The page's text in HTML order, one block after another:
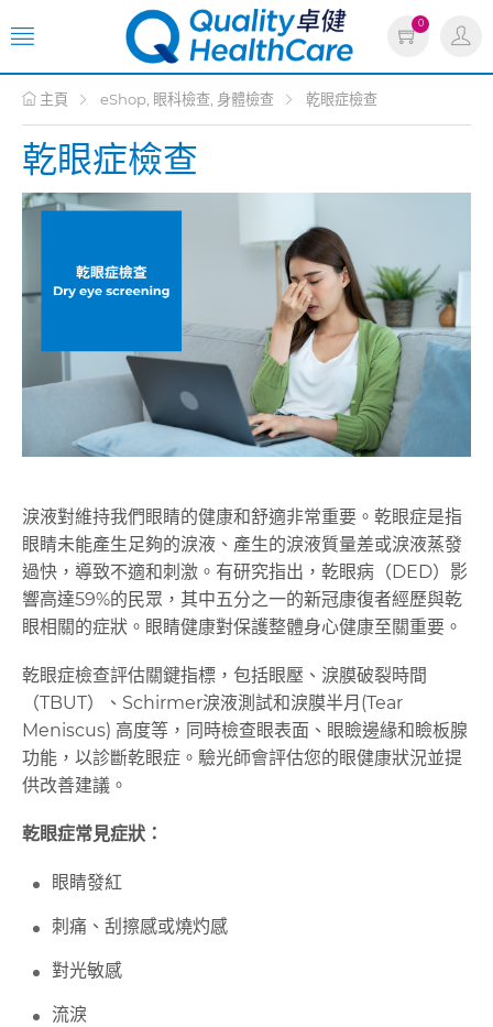
0
主頁 eShop, 眼科檢查, 身體檢查 乾眼症檢查
乾眼症檢查
淚液對維持我們眼睛的健康和舒適非常重要。乾眼症是指
眼睛未能產生足夠的淚液、產生的淚液質量差或淚液蒸發
過快，導致不適和刺激。有研究指出，乾眼病（DED）影
響高達59%的民眾，其中五分之一的新冠康復者經歷與乾
眼相關的症狀。眼睛健康對保護整體身心健康至關重要。
乾眼症檢查評估關鍵指標，包括眼壓、淚膜破裂時間
（TBUT）、Schirmer淚液測試和淚膜半月(Tear
Meniscus) 高度等，同時檢查眼表面、眼瞼邊緣和瞼板腺
功能，以診斷乾眼症。驗光師會評估您的眼健康狀況並提
供改善建議。
乾眼症常見症狀：
眼睛發紅
刺痛、刮擦感或燒灼感
對光敏感
流淚